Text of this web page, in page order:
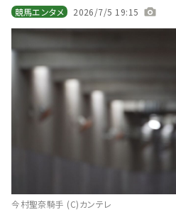
競馬エンタメ 2026/7/5 19:15
今村聖奈騎手 (C)カンテレ